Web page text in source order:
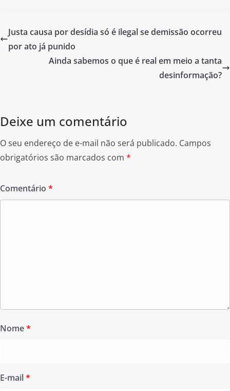
e
b
er e
Justa causa por desídia só é ilegal se demissão ocorreu
por ato já punido
Ainda sabemos o que é real em meio a tanta
desinformação?
Deixe um comentário
O seu endereço de e-mail não será publicado. Campos
obrigatórios são marcados com *
Comentário *
Nome*
E-mail*